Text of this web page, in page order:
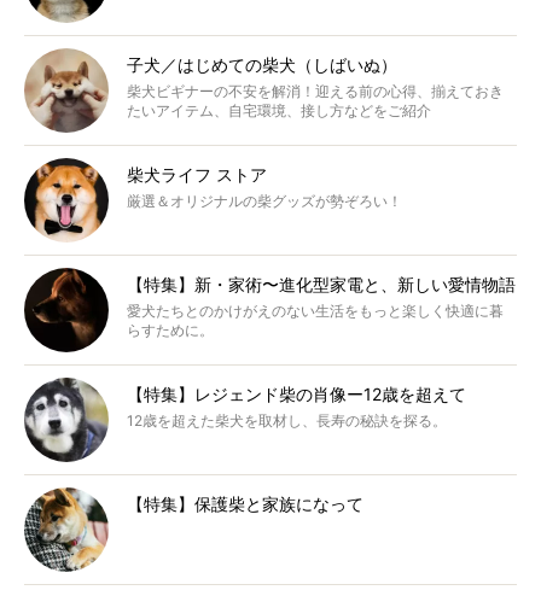
子犬／はじめての柴犬（しばいぬ）
柴犬ビギナーの不安を解消！迎える前の心得、揃えておき
たいアイテム、自宅環境、接し方などをご紹介
柴犬ライフ ストア
厳選＆オリジナルの柴グッズが勢ぞろい！
【特集】新・家術〜進化型家電と、新しい愛情物語
愛犬たちとのかけがえのない生活をもっと楽しく快適に暮
らすために。
【特集】レジェンド柴の肖像ー12歳を超えて
12歳を超えた柴犬を取材し、長寿の秘訣を探る。
【特集】保護柴と家族になって